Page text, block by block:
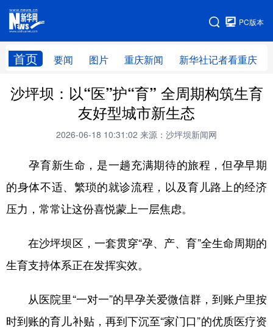
PC版本
首页 要闻 图片 重庆新闻 新华社记者看重庆
网站地图
沙坪坝：以“医”护“育” 全周期构筑生育
友好型城市新生态
2026-06-18 10:31:02 来源：沙坪坝新闻网
孕育新生命，是一趟充满期待的旅程，但孕早期
的身体不适、繁琐的就诊流程，以及育儿路上的经济
压力，常常让这份喜悦蒙上一层焦虑。
在沙坪坝区，一套贯穿“孕、产、育”全生命周期的
生育支持体系正在发挥实效。
从医院里“一对一”的早孕关爱微信群，到账户里按
时到账的育儿补贴，再到下沉至“家门口”的优质医疗资